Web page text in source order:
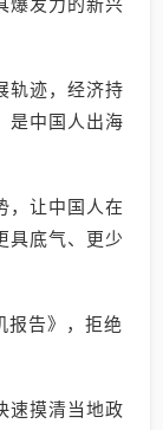
爆发力的新兴
轨迹，经济持
是中国人出海
，让中国人在
具底气、更少
报告》，拒绝
速摸清当地政